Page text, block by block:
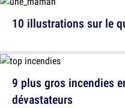
10 illustrations sur le
9 plus gros incendies
dévastateurs